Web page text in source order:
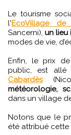
Le tourisme
l'EcoVillage de
Sancerni),un lieu
modes de vie,
Enfin, le prix de
public, est
Cabardès
météorologie,
dans un village
Notons que le
été attribué cette